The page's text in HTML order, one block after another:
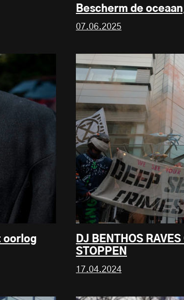
Bescherm de
07.06.2025
oorlog
DJ BENTHOS
STOPPEN
17.04.2024